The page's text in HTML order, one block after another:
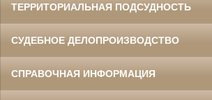
ТЕРРИТОРИАЛЬНАЯ ПОДСУДНОСТЬ
СУДЕБНОЕ ДЕЛОПРОИЗВОДСТВО
СПРАВОЧНАЯ ИНФОРМАЦИЯ